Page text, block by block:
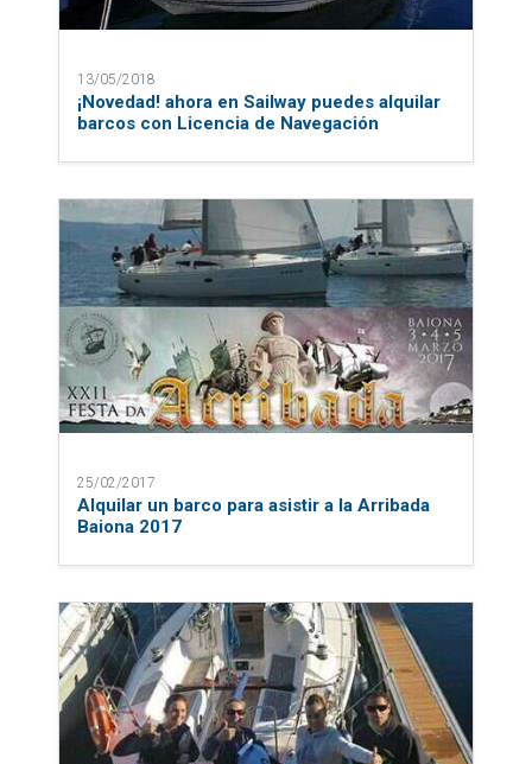
13/05/2018
¡Novedad! ahora en Sailway puedes alquilar
barcos con Licencia de Navegación
25/02/2017
Alquilar un barco para asistir a la Arribada
Baiona 2017